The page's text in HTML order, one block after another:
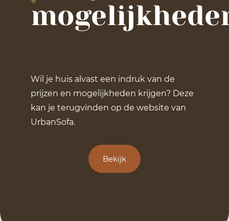
Wil je huis alvast een indruk van de
prijzen en mogelijkheden krijgen? Deze
kan je terugvinden op de website van
UrbanSofa.
Bekijk